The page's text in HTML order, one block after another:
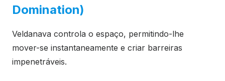
Domination)
Veldanava controla o espaço, permitindo-lhe
mover-se instantaneamente e criar barreiras
impenetráveis.